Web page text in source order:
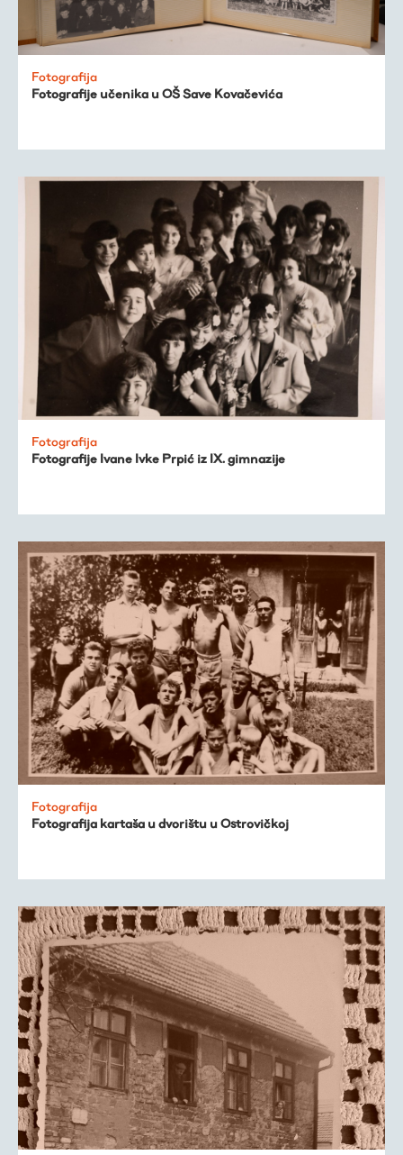
Fotografija
Fotografije učenika u OŠ Save Kovačevića
Fotografija
Fotografije Ivane Ivke Prpić iz IX. gimnazije
Fotografija
Fotografija kartaša u dvorištu u Ostrovičkoj